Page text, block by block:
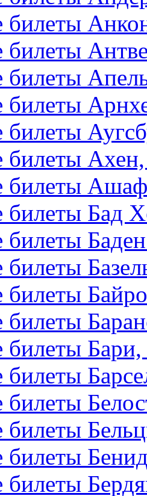
билеты
билеты
билеты
билеты
билеты
билеты Бад
билеты
билеты
билеты
билеты
билеты
билеты